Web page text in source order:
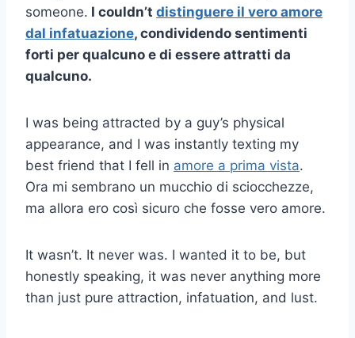
someone. I couldn’t distinguere il vero amore
dal infatuazione, condividendo sentimenti
forti per qualcuno e di essere attratti da
qualcuno.
I was being attracted by a guy’s physical
appearance, and I was instantly texting my
best friend that I fell in amore a prima vista.
Ora mi sembrano un mucchio di sciocchezze,
ma allora ero così sicuro che fosse vero amore.
It wasn’t. It never was. I wanted it to be, but
honestly speaking, it was never anything more
than just pure attraction, infatuation, and lust.